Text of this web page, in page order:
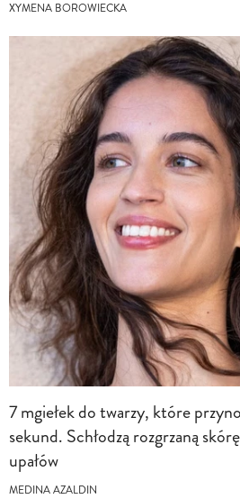
XYMENA BOROWIECKA
7 mgiełek do twarzy, które
sekund. Schłodzą rozgrzaną
upałów
MEDINA AZALDIN